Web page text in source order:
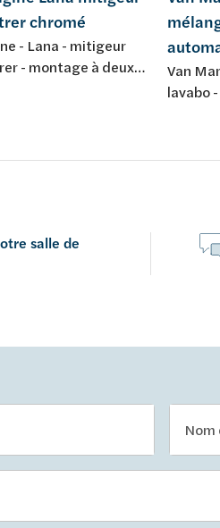
chromé
- Lana - mitigeur
- montage à deux
Van
lavabo
salle de
Nom